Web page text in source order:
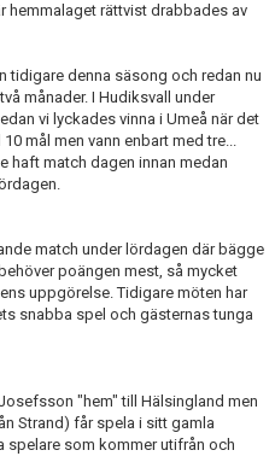
hemmalaget rättvist drabbades av
tidigare denna säsong och redan nu
månader. I Hudiksvall under
vi lyckades vinna i Umeå när det
mål men vann enbart med tre...
haft match dagen innan medan
match under lördagen där bägge
poängen mest, så mycket
uppgörelse. Tidigare möten har
snabba spel och gästernas tunga
"hem" till Hälsingland men
Strand) får spela i sitt gamla
spelare som kommer utifrån och